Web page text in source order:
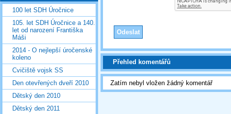
Přehled komentářů
Zatím nebyl vložen žádný komentář
100 let SDH Úročnice
105. let SDH Úročnice a 140.
let od narození Františka
Máši
2014 - O nejlepší úročenské
koleno
Cvičiště vojsk SS
Den otevřených dveří 2010
Dětský den 2010
Dětský den 2011